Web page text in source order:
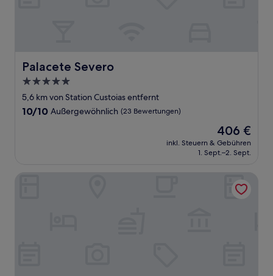
Palacete Severo
Palacete Severo
5.0-
Sterne-
Unterkunft
5,6 km von Station Custoias entfernt
10.0
10/10 Außergewöhnlich (23 Bewertungen)
Der
Preis
beträgt
406 €
inkl. Steuern & Gebühren
1. Sept.–2. Sept.